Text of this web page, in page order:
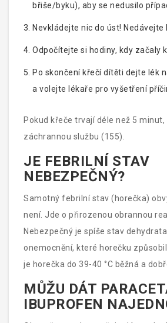
břiše/byku), aby se nedusilo
Nevkládejte nic do úst! Nedávejte
Odpočítejte si hodiny, kdy začaly
Po skončení křečí dítěti dejte lék
a volejte lékaře pro vyšetření
Pokud křeče trvají déle než 5
záchrannou službu (155).
JE FEBRILNÍ STAV
NEBEZPEČNÝ?
Samotný febrilní stav (horečka)
není. Jde o přirozenou obrannou
Nebezpečný je spíše stav
onemocnění, které horečku
je horečka do 39-40 °C běžná a
doma.
MŮŽU DÁT
IBUPROFEN